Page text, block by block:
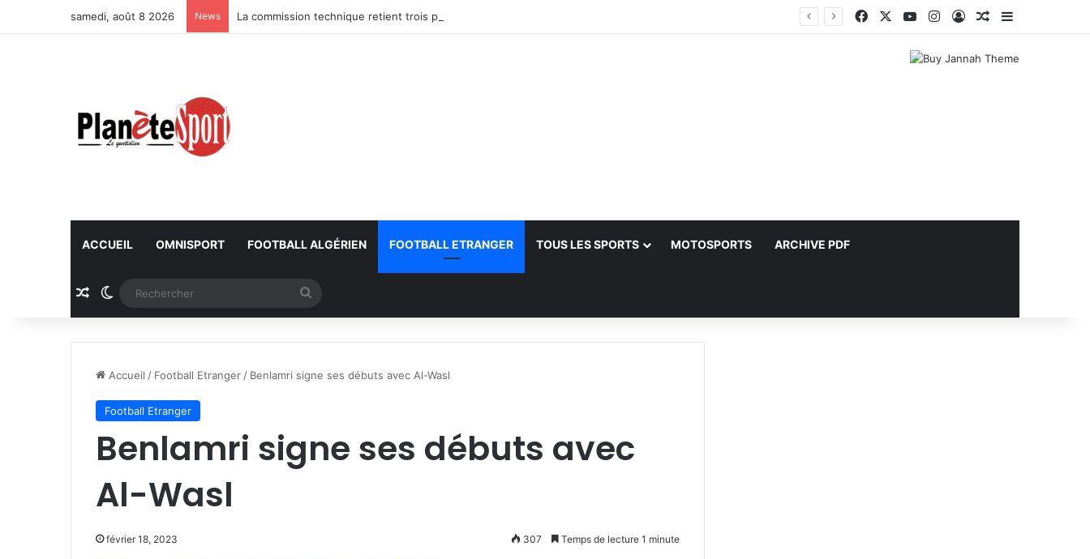
samedi, août 8 2026 News La commission technique retient trois profils — Félix Sánchez en pôle position pour driver les Verts FacebookYouTubeInstagramConnexion
Article Aléatoire
Sidebar
ACCUEIL OMNISPORT FOOTBALL ALGÉRIEN FOOTBALL ETRANGER TOUS LES SPORTS MOTOSPORTS ARCHIVE PDF
Article Aléatoire
Switch skin
Accueil / Football Etranger / Benlamri signe ses débuts avec Al-Wasl
Football Etranger
Benlamri signe ses débuts avec
Al-Wasl
février 18, 2023 307 Temps de lecture 1 minute